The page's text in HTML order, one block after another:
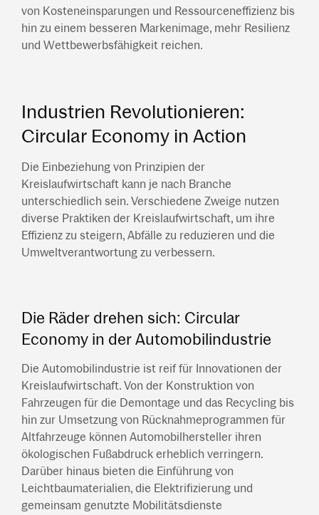
von Kosteneinsparungen und Ressourceneffizienz bis
hin zu einem besseren Markenimage, mehr Resilienz
und Wettbewerbsfähigkeit reichen.
Industrien Revolutionieren:
Circular Economy in Action
Die Einbeziehung von Prinzipien der
Kreislaufwirtschaft kann je nach Branche
unterschiedlich sein. Verschiedene Zweige nutzen
diverse Praktiken der Kreislaufwirtschaft, um ihre
Effizienz zu steigern, Abfälle zu reduzieren und die
Umweltverantwortung zu verbessern.
Die Räder drehen sich: Circular
Economy in der Automobilindustrie
Die Automobilindustrie ist reif für Innovationen der
Kreislaufwirtschaft. Von der Konstruktion von
Fahrzeugen für die Demontage und das Recycling bis
hin zur Umsetzung von Rücknahmeprogrammen für
Altfahrzeuge können Automobilhersteller ihren
ökologischen Fußabdruck erheblich verringern.
Darüber hinaus bieten die Einführung von
Leichtbaumaterialien, die Elektrifizierung und
gemeinsam genutzte Mobilitätsdienste